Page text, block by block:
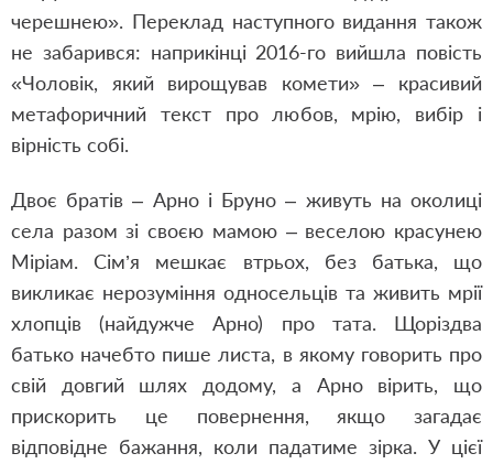
черешнею». Переклад наступного видання також
не забарився: наприкінці 2016-го вийшла повість
«Чоловік, який вирощував комети» – красивий
метафоричний текст про любов, мрію, вибір і
вірність собі.
Двоє братів – Арно і Бруно – живуть на околиці
села разом зі своєю мамою – веселою красунею
Міріам. Сім’я мешкає втрьох, без батька, що
викликає нерозуміння односельців та живить мрії
хлопців (найдужче Арно) про тата. Щоріздва
батько начебто пише листа, в якому говорить про
свій довгий шлях додому, а Арно вірить, що
прискорить це повернення, якщо загадає
відповідне бажання, коли падатиме зірка. У цієї